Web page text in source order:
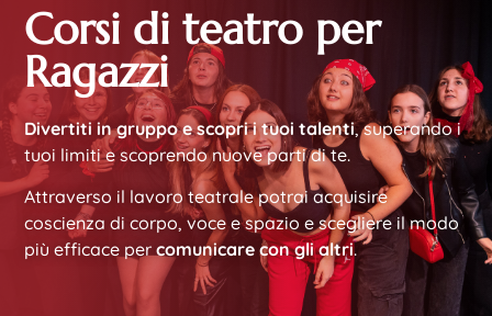
Corsi di teatro per
Ragazzi
Divertiti in gruppo e scopri i tuoi talenti, superando i
tuoi limiti e scoprendo nuove parti di te.
Attraverso il lavoro teatrale potrai acquisire
coscienza di corpo, voce e spazio e scegliere il modo
più efficace per comunicare con gli altri.